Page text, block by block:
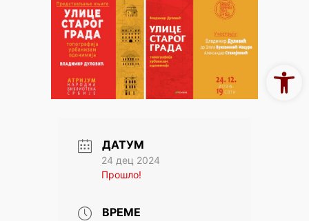
ДАТУМ
24 дец 2024
Прошло!
ВРЕМЕ